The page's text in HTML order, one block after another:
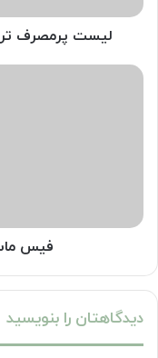
لیست پرمصرف
فیس
فیس
دیدگاهتان را بنویسید